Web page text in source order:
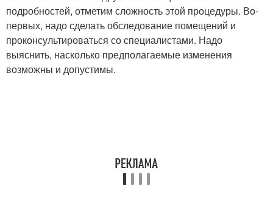
подробностей, отметим сложность этой процедуры. Во-
первых, надо сделать обследование помещений и
проконсультироваться со специалистами. Надо
выяснить, насколько предполагаемые изменения
возможны и допустимы.